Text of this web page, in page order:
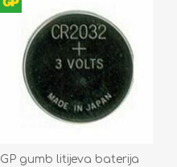
GP gumb litijeva baterija